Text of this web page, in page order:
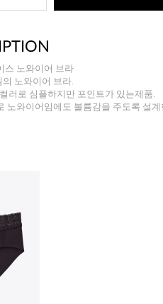
스 노와이어 브라
노와이어 브라.
러로 심플하지만 포인트가 있는제품.
노와이어임에도 볼륨감을 주도록 설계